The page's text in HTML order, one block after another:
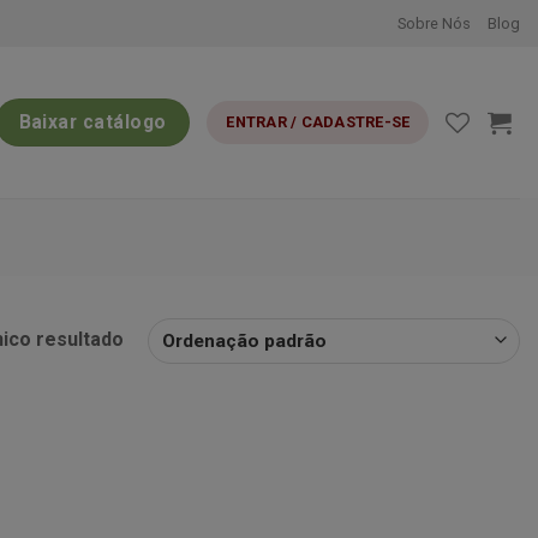
Sobre Nós Blog
Baixar catálogo ENTRAR / CADASTRE-SE
resultado